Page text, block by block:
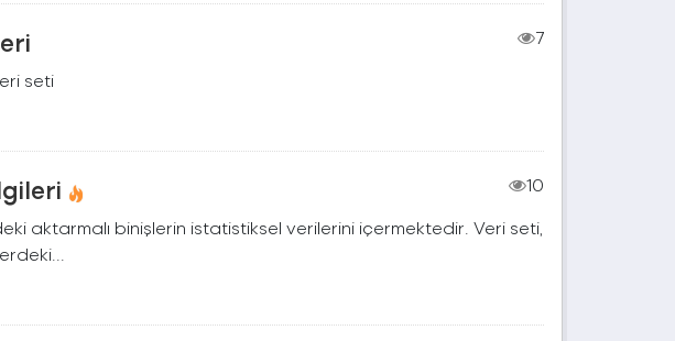
7
seti
10
aktarmalı binişlerin istatistiksel verilerini içermektedir. Veri seti,